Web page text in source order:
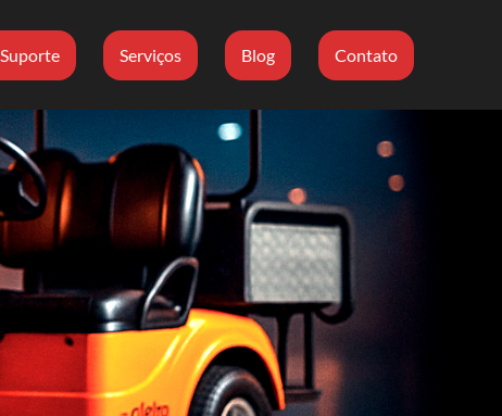
Suporte Serviços Blog Contato